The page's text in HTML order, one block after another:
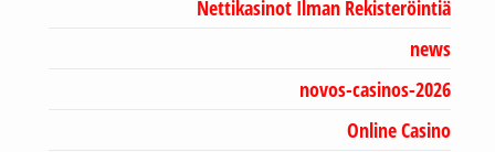
Nettikasinot Ilman Rekisteröintiä
news
novos-casinos-2026
Online Casino